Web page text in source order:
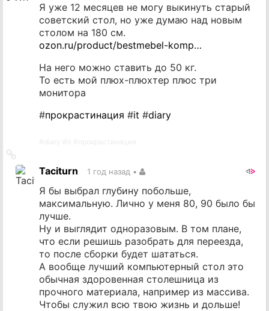
Я уже 12 месяцев не могу выкинуть старый
советский стол, но уже думаю над новым
столом на 180 см.
ozon.ru/product/bestmebel-komp…
На него можно ставить до 50 кг.
То есть мой плюх-плюхтер плюс три
монитора
#прокрастинация #it #diary
на
источникTaciturn 1 год назад •
Я бы выбрал глубину побольше,
максимальную. Лично у меня 80, 90 было бы
лучше.
Ну и выглядит одноразовым. В том плане,
что если решишь разобрать для переезда,
то после сборки будет шататься.
А вообще лучший компьютерный стол это
обычная здоровенная столешница из
прочного материала, например из массива.
Чтобы служил всю твою жизнь и дольше!